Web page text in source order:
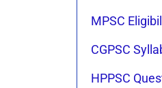
MPSC
CGPSC
HPPSC